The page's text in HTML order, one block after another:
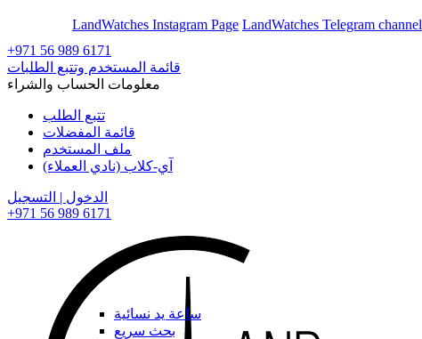
LandWatches Instagram Page LandWatches Telegram channel
+971 56 989 6171
قائمة المستخدم وتتبع الطلبات
معلومات الحساب والشراء
تتبع الطلب
قائمة المفضلات
ملف المستخدم
آي-كلاب (نادي العملاء)
الدخول | التسجيل
+971 56 989 6171
ساعة يد نسائية
بحث سريع